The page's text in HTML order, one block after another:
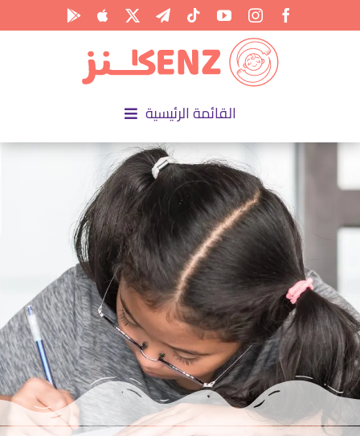
القائمة الرئيسية
الرئيسية
الأكاديمية
الأنشطة
المناسبات
المقالات
حول علمتني كنز
احجزي استشارة